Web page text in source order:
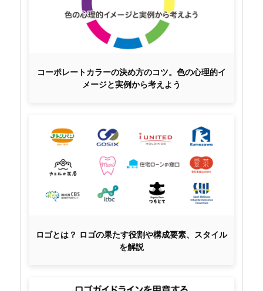
コーポレートカラーの決め方のコツ。色の心理的イ
メージと実例から考えよう
ロゴとは？ ロゴの果たす役割や構成要素、スタイル
を解説